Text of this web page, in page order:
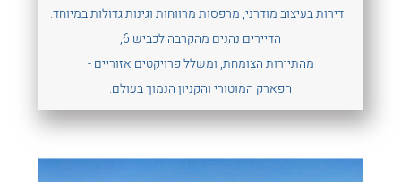
דירות בעיצוב מודרני, מרפסות מרווחות וגינות גדולות במיוחד.
הדיירים נהנים מהקרבה לכביש 6,
מהתיירות הצומחת, ומשלל פרויקטים אזוריים -
הפארק המוטורי והקניון הנמוך בעולם.